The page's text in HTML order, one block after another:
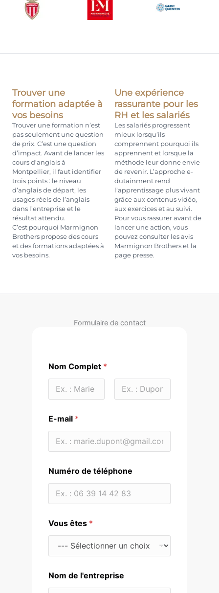
Trouver une
formation adaptée à
vos besoins
Trouver une formation n’est
pas seulement une question
de prix. C’est une question
d’impact. Avant de lancer les
cours d’anglais à
Montpellier, il faut identifier
trois points : le niveau
d’anglais de départ, les
usages réels de l’anglais
dans l’entreprise et le
résultat attendu.
C’est pourquoi Marmignon
Brothers propose des cours
et des formations adaptées à
vos besoins.
Une expérience
rassurante pour les
RH et les salariés
Les salariés progressent
mieux lorsqu’ils
comprennent pourquoi ils
apprennent et lorsque la
méthode leur donne envie
de revenir. L’approche e-
dutainment rend
l’apprentissage plus vivant
grâce aux contenus vidéo,
aux exercices et au suivi.
Pour vous rassurer avant de
lancer une action, vous
pouvez consulter les avis
Marmignon Brothers et la
page presse.
Formulaire de contact
Nom Complet *
o
t
'
e
n
r
p
e
'
e
E-mail *
Numéro de téléphone
Vous êtes *
Nom de l'entreprise